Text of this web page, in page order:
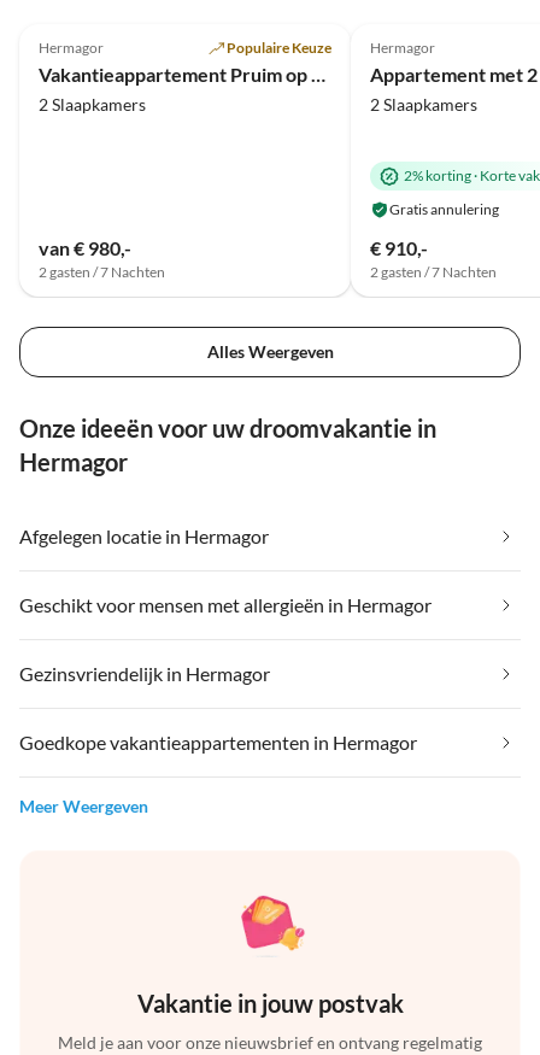
Hermagor Populaire Keuze
Vakantieappartement Pruim op de begane grond
2 Slaapkamers
van € 980,-
2 gasten / 7 Nachten
Hermagor
2 Slaapkamers
2% korting· Korte
Gratis annulering
€ 910,-
2 gasten / 7 Nachten
Alles Weergeven
Onze ideeën voor uw droomvakantie in
Hermagor
Afgelegen locatie in Hermagor
Geschikt voor mensen met allergieën in Hermagor
Gezinsvriendelijk in Hermagor
Goedkope vakantieappartementen in Hermagor
Meer Weergeven
Vakantie in jouw postvak
Meld je aan voor onze nieuwsbrief en ontvang regelmatig